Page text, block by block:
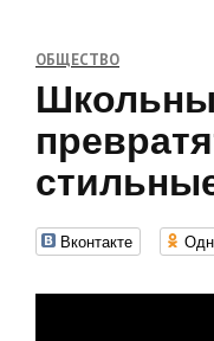
ОБЩЕСТВО
Вконтакте